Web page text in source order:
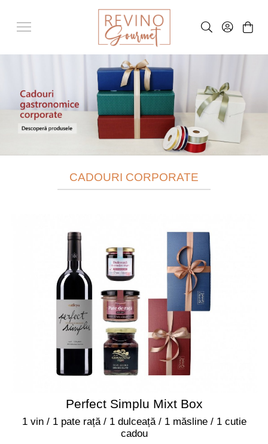
CADOURI CORPORATE
Perfect Simplu Mixt Box
1 vin / 1 pate rață / 1 dulceață / 1 măsline / 1 cutie
cadou